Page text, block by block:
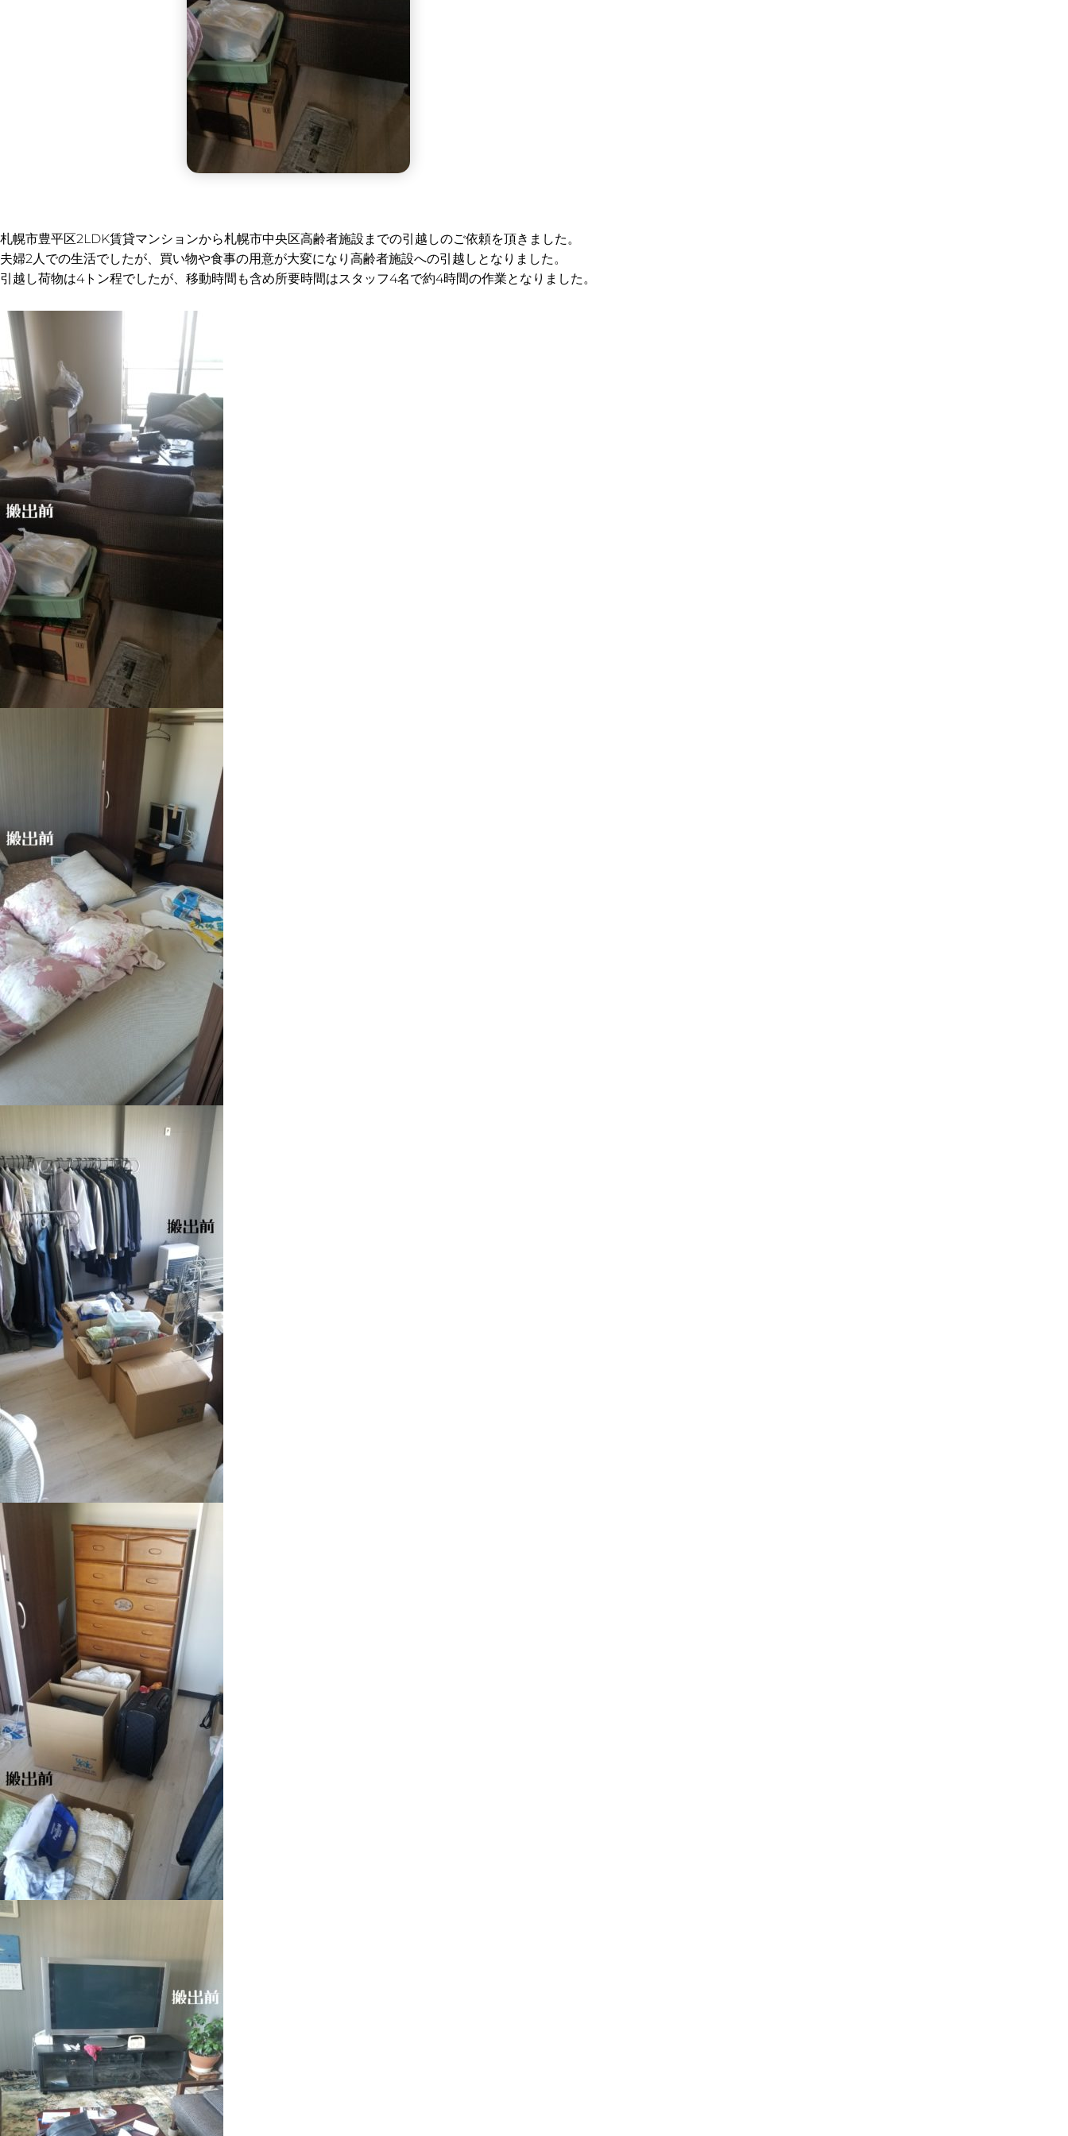
札幌市豊平区2LDK賃貸マンションから札幌市中央区高齢者施設までの引越しのご依頼を頂きました。
夫婦2人での生活でしたが、買い物や食事の用意が大変になり高齢者施設への引越しとなりました。
引越し荷物は4トン程でしたが、移動時間も含め所要時間はスタッフ4名で約4時間の作業となりました。